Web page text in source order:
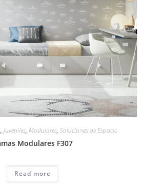
, Juveniles, Modulares, Soluciones de Espacio
Modulares F307
Read more